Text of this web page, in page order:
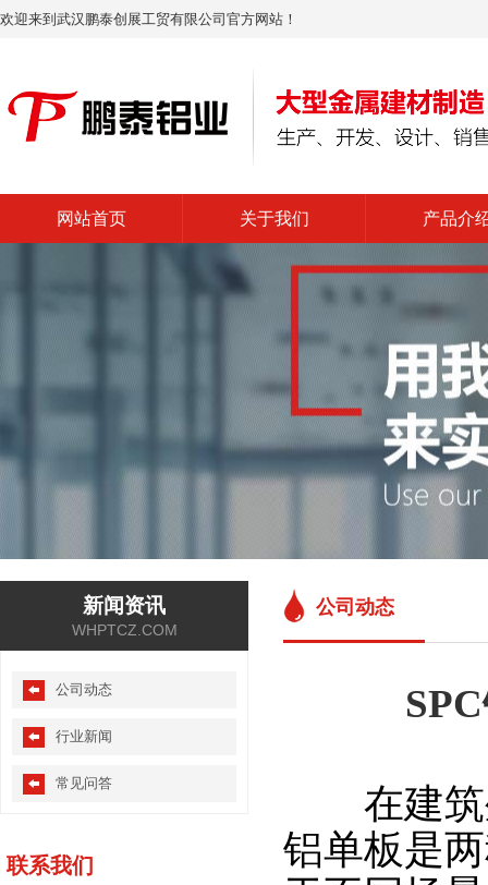
欢迎来到武汉鹏泰创展工贸有限公司官方网站！
网站首页 关于我们 产品介
公司动态
在建筑
铝单板是
新闻资讯
WHPTCZ.COM
公司动态
行业新闻
常见问答
联系我们